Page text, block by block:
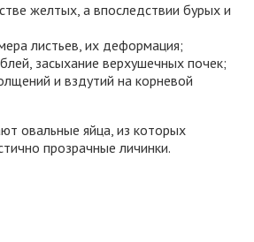
желтых, а впоследствии бурых и
листьев, их деформация;
засыхание верхушечных почек;
и вздутий на корневой
овальные яйца, из которых
прозрачные личинки.